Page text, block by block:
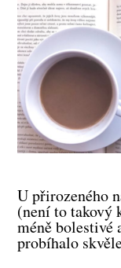
U přirozeného
(není to takový
méně bolestivé
probíhalo